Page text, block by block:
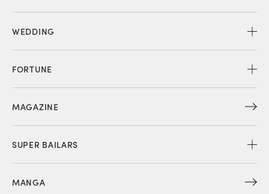
WEDDING
FORTUNE
MAGAZINE
SUPER BAILARS
MANGA